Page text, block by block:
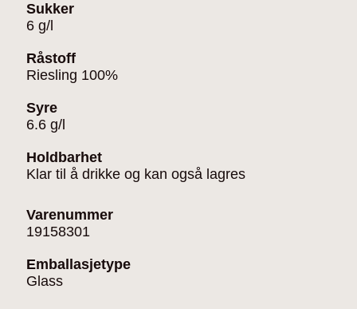
Sukker
6 g/l
Råstoff
Riesling 100%
Syre
6.6 g/l
Holdbarhet
Klar til å drikke og kan også lagres
Varenummer
19158301
Emballasjetype
Glass